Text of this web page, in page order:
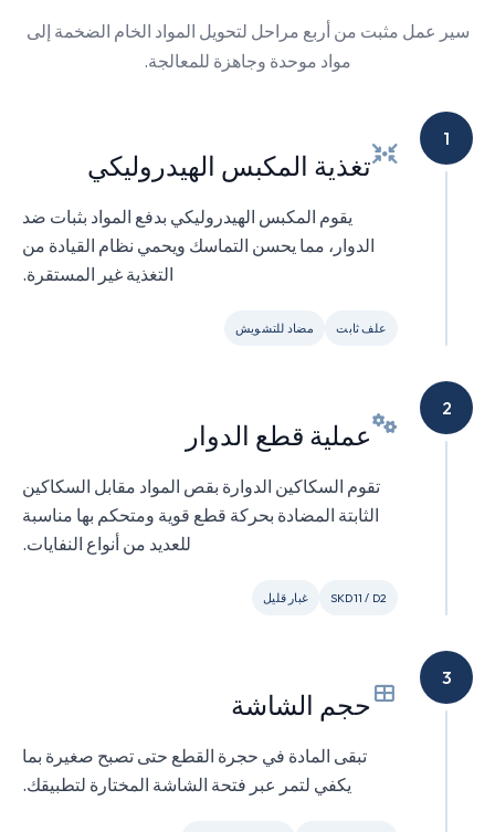
سير عمل مثبت من أربع مراحل لتحويل المواد الخام الضخمة إلى
مواد موحدة وجاهزة للمعالجة.
1
تغذية المكبس الهيدروليكي
يقوم المكبس الهيدروليكي بدفع المواد بثبات ضد
الدوار، مما يحسن التماسك ويحمي نظام القيادة من
التغذية غير المستقرة.
علف ثابت مضاد للتشويش
2
عملية قطع الدوار
تقوم السكاكين الدوارة بقص المواد مقابل السكاكين
الثابتة المضادة بحركة قطع قوية ومتحكم بها مناسبة
للعديد من أنواع النفايات.
SKD11 / D2 غبار قليل
3
حجم الشاشة
تبقى المادة في حجرة القطع حتى تصبح صغيرة بما
يكفي لتمر عبر فتحة الشاشة المختارة لتطبيقك.